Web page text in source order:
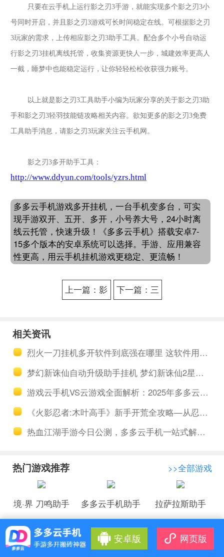
只要在云手机上运行影之刃3手游，就能实现多个影之刃3小
号同时开启，并且影之刃3游戏可长时间稳定在线。可根据影之刃
3玩家的需求，上传相应影之刃3助手工具。配合多个小号自动运
行影之刃3挂机离线托管，收集资源更快人一步，城建效率更高人
一截，睡梦中也能稳定运行，让你轻轻松松收获强力账号。
以上就是影之刃3工具助手小编为玩家分享的关于影之刃3助
手和影之刃3轻羽技能链攻略相关内容。欲知更多的影之刃3免费
工具助手消息，请影之刃3玩家关注云手机网。
影之刃3多开助手工具：
http://www.ddyun.com/tools/yzrs.html
多多云手机游戏多开挂机，一台手机变多台，可实
现手游双开、五开、多开，小号养大号，24小时离
线云托管，快速升级！《多多云手机》搭载安卓7-
15多个版本的安卓系统可以选择。手游、应用兼容
性更高，用云手机挂机游戏更稳定、更流畅！
上一篇：影
下一篇：三
相关资讯
烈火一刀挂机多开软件到底强在哪里 这软件用起来方不方便
梦幻新诛仙自动升级助手挂机 梦幻新诛仙2星仙师打法攻略
游戏云手机VS云游戏全面解析：2025年多多云手机深度评测与选购攻略
《火影忍者:木叶高手》新手开荒全攻略—从忍者获取到终极战力，一文解锁高效玩法
热血江湖手游今日公测，多多云手机一站式解决多开搬砖托管升级
热门游戏推荐 >>全部游戏
境·界 刀鸣助手 多多云手机助手 拉萨拉斯助手
安卓版 网页版